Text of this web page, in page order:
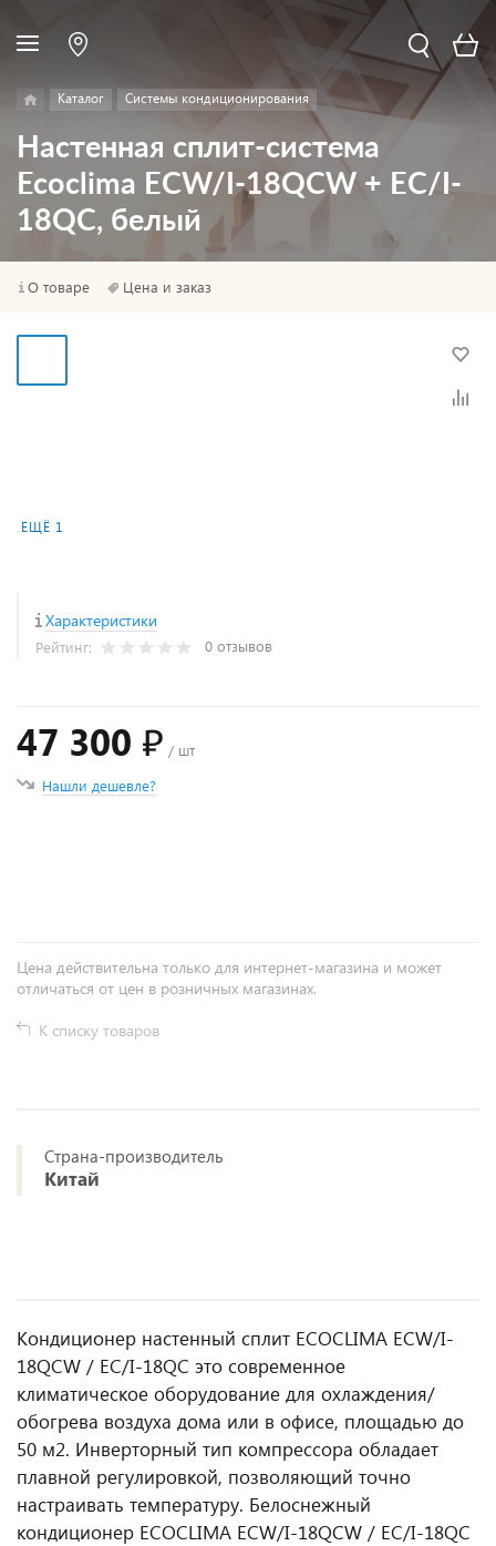
Каталог Системы кондиционирования
Настенная сплит-система
Ecoclima ECW/I-18QCW + EC/I-
18QC, белый
О товаре Цена и заказ
ЕЩЁ 1
Характеристики
Рейтинг: 0 отзывов
47 300 ₽ / шт
Нашли дешевле?
Цена действительна только для интернет-магазина и может
отличаться от цен в розничных магазинах.
К списку товаров
Страна-производитель
Китай
Кондиционер настенный сплит ECOCLIMA ECW/I-
18QCW / EC/I-18QC это современное
климатическое оборудование для охлаждения/
обогрева воздуха дома или в офисе, площадью до
50 м2. Инверторный тип компрессора обладает
плавной регулировкой, позволяющий точно
настраивать температуру. Белоснежный
кондиционер ECOCLIMA ECW/I-18QCW / EC/I-18QC